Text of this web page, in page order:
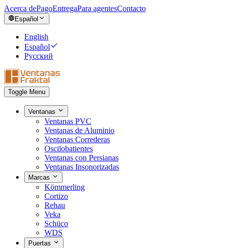
Acerca dePagoEntregaPara agentesContacto
Español
English
Español
Русский
Toggle Menu
Ventanas
Ventanas PVC
Ventanas de Aluminio
Ventanas Correderas
Oscilobatientes
Ventanas con Persianas
Ventanas Insonorizadas
Marcas
Kömmerling
Cortizo
Rehau
Veka
Schüco
WDS
Puertas